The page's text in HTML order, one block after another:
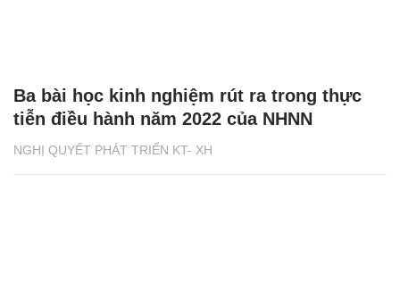
NGHỊ QUYẾT PHÁT TRIỂN KT- XH
Ba bài học kinh nghiệm rút ra trong thực
tiễn điều hành năm 2022 của NHNN